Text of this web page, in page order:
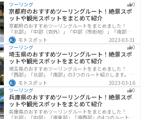
ツーリング 0
京都府のおすすめツーリングルート！絶景スポ
ットや観光スポットをまとめて紹介
京都府のおすすめツーリングルートをまとめました！
「北部」「中部（郊外）」「中部（市街地）」「南部」
の4つのルート紹介します。古い町並みや神社仏閣、自然
に囲まれた風光明媚なスポットが数多く存在し、様々な
楽しみ方ができます。バイクで京都府にツーリングに行
く際は参考にしてください。
モトスポット
2023-03-31
ツーリング
0
埼玉県のおすすめツーリングルート！絶景スポ
ットや観光スポットをまとめて紹介
埼玉県のおすすめツーリングルートをまとめました！
「西部」「北部」「南部」の3つのルート紹介します。自
然豊かな西側と街中の東側で違った楽しみ方ができま
す。バイクで埼玉県にツーリングに行く際は参考にして
ください。
モトスポット
2023-03-16
ツーリング
0
兵庫県のおすすめツーリングルート！絶景スポ
ットや観光スポットをまとめて紹介
兵庫県のおすすめツーリングルートをまとめました！
「北部」「中部」「南東部」「南西部」の4つのルート紹